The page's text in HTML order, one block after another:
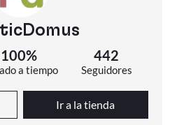
100%
a tiempo
442
Seguidores
Ir a la tienda